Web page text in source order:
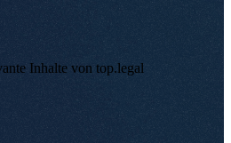
Inhalte von top.legal